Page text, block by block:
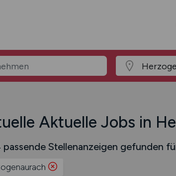
Aktuelle Jobs in
passende Stellenanzeigen gefunden